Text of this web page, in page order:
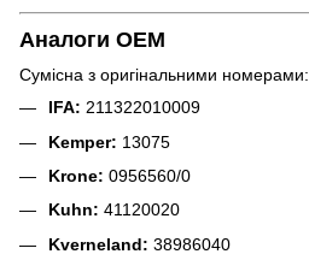
Аналоги OEM
Сумісна з оригінальними номерами:
IFA: 211322010009
Kemper: 13075
Krone: 0956560/0
Kuhn: 41120020
Kverneland: 38986040